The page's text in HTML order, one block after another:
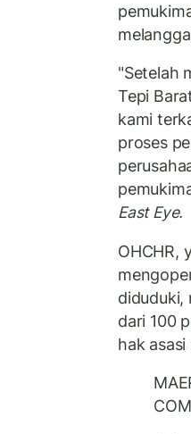
"Setelah
Tepi
kami
proses
East Eye.
OHCHR,
diduduki,
dari 100
hak